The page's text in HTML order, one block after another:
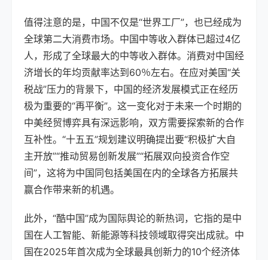
值得注意的是，中国不仅是“世界工厂”，也已经成为
全球第二大消费市场。中国中等收入群体已超过4亿
人，形成了全球最大的中等收入群体。消费对中国经
济增长的年均贡献率达到60％左右。在应对美国“关
税战”压力的背景下，中国的经济发展模式正在经历
极为重要的“再平衡”。这一变化对于未来一个时期的
中美经贸博弈具有深远影响，双方需要探索新的合作
互补性。“十五五”规划建议明确提出要“积极扩大自
主开放”“推动贸易创新发展”“拓展双向投资合作空
间”，这将为中国同包括美国在内的全球各方拓展共
赢合作带来新的机遇。
此外，“酷中国”成为国际舆论的新热词，它指的是中
国在人工智能、新能源等科技领域取得突出成就。中
国在2025年首次成为全球最具创新力的10个经济体